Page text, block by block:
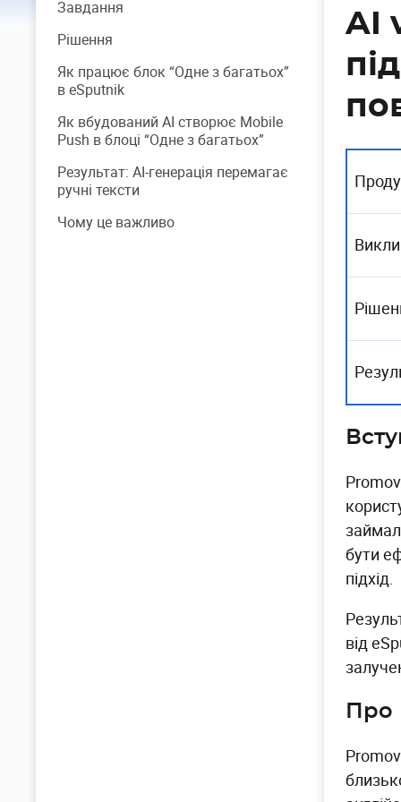
Завдання
Рішення
Як працює блок “Одне з багатьох”
в eSputnik
Як вбудований AI створює Mobile
Push в блоці “Одне з багатьох”
Результат: AI-генерація перемагає
ручні тексти
Чому це важливо
AI
бути
підхід.
від
Про